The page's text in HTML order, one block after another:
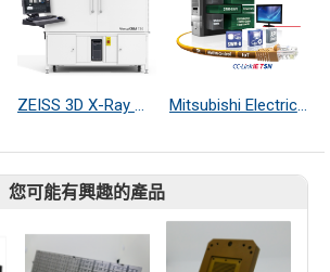
ZEISS 3D X-Ray 顯微鏡 Mitsubishi Electric SWM-G 軟體運動控制器
您可能有興趣的產品